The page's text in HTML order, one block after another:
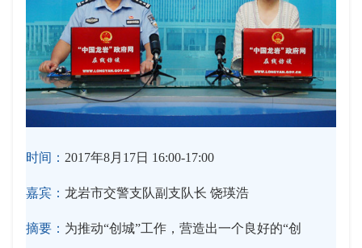
时间： 2017年8月17日 16:00-17:00
嘉宾： 龙岩市交警支队副支队长 饶瑛浩
摘要： 为推动“创城”工作，营造出一个良好的“创